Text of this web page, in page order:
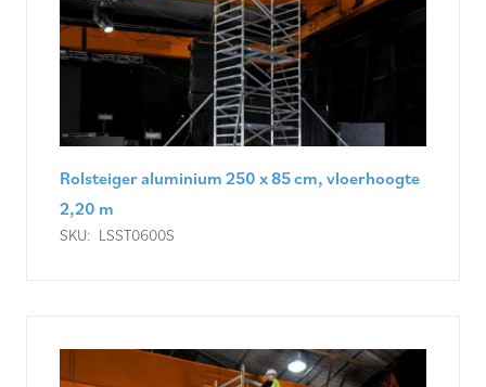
Rolsteiger aluminium 250 x 85 cm, vloerhoogte
2,20 m
SKU: LSST0600S